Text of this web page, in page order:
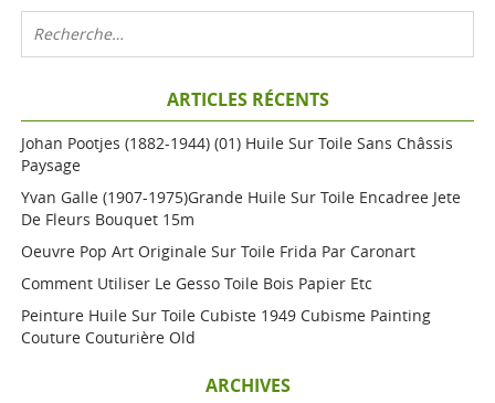
ARTICLES RÉCENTS
Johan Pootjes (1882-1944) (01) Huile Sur Toile Sans Châssis
Paysage
Yvan Galle (1907-1975)grande Huile Sur Toile Encadree Jete
De Fleurs Bouquet 15m
Oeuvre Pop Art Originale Sur Toile Frida Par Caronart
Comment Utiliser Le Gesso Toile Bois Papier Etc
Peinture Huile Sur Toile Cubiste 1949 Cubisme Painting
Couture Couturière Old
ARCHIVES